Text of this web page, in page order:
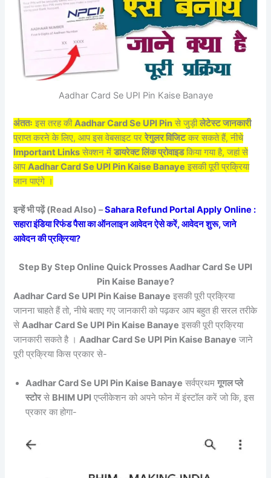
Aadhar Card Se UPI Pin Kaise Banaye
अंततः इस तरह कीAadhar Card Se UPI Pin से जुड़ीलेटेस्ट जानकारी
प्राप्त करने के लिए, आप इस वेबसाइट पररेगुलर विजिटकर सकते हैं, नीचे
Important Links सेक्शन मेंडायरेक्ट लिंक प्रोवाइडकिया गया है, जहां से
आपAadhar Card Se UPI Pin Kaise Banaye इसकी पूरी प्रक्रिया
जान पाएंगे ।
इन्हें भी पढ़ें (Read Also) –Sahara Refund Portal Apply Online :
सहारा इंडिया रिफंड पैसा का ऑनलाइन आवेदन ऐसे करें, आवेदन शुरू, जाने
आवेदन की प्रक्रिया?
Step By Step Online Quick Prosses Aadhar Card Se UPI
Pin Kaise Banaye?
Aadhar Card Se UPI Pin Kaise Banaye इसकी पूरी प्रक्रिया
जानना चाहते हैं तो, नीचे बताए गए जानकारी को पढ़कर आप बहुत ही सरल तरीके
सेAadhar Card Se UPI Pin Kaise Banaye इसकी पूरी प्रक्रिया
जानकारी सकते है ।Aadhar Card Se UPI Pin Kaise Banaye जाने
पूरी प्रक्रिया किस प्रकार से-
Aadhar Card Se UPI Pin Kaise Banaye सर्वप्रथमगूगल प्ले
स्टोरसे BHIM UPI एप्लीकेशन को अपने फोन में इंस्टॉल करें जो कि, इस
प्रकार का होगा-